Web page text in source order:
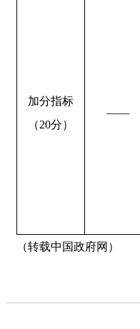
加分指标
（20分）
——
（转载中国政府网）